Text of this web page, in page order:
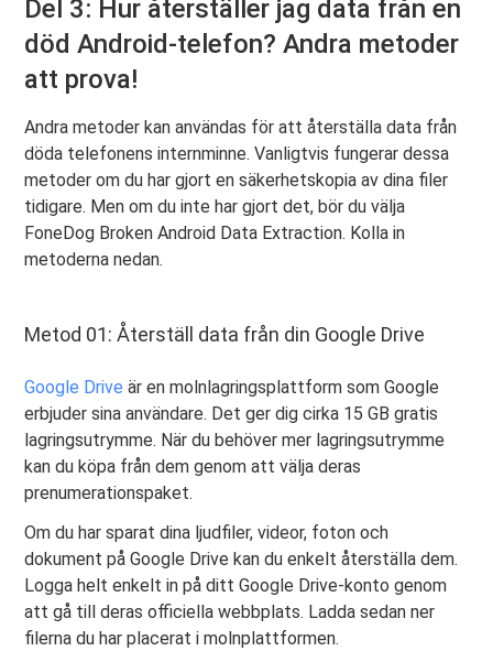
Del 3: Hur återställer jag data från en
död Android-telefon? Andra metoder
att prova!
Andra metoder kan användas för att återställa data från
döda telefonens internminne. Vanligtvis fungerar dessa
metoder om du har gjort en säkerhetskopia av dina filer
tidigare. Men om du inte har gjort det, bör du välja
FoneDog Broken Android Data Extraction. Kolla in
metoderna nedan.
Metod 01: Återställ data från din Google Drive
Google Drive är en molnlagringsplattform som Google
erbjuder sina användare. Det ger dig cirka 15 GB gratis
lagringsutrymme. När du behöver mer lagringsutrymme
kan du köpa från dem genom att välja deras
prenumerationspaket.
Om du har sparat dina ljudfiler, videor, foton och
dokument på Google Drive kan du enkelt återställa dem.
Logga helt enkelt in på ditt Google Drive-konto genom
att gå till deras officiella webbplats. Ladda sedan ner
filerna du har placerat i molnplattformen.